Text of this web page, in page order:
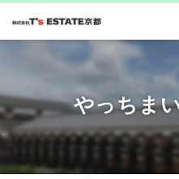
やっちま